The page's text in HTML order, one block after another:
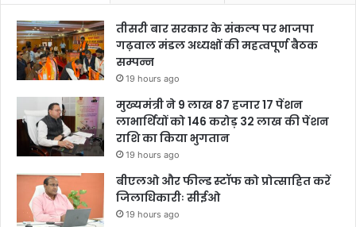
तीसरी बार सरकार के संकल्प पर भाजपा
गढ़वाल मंडल अध्यक्षों की महत्वपूर्ण बैठक
सम्पन्न
19 hours ago
मुख्यमंत्री ने 9 लाख 87 हजार 17 पेंशन
लाभार्थियों को 146 करोड़ 32 लाख की पेंशन
राशि का किया भुगतान
19 hours ago
बीएलओ और फील्ड स्टॉफ को प्रोत्साहित करें
जिलाधिकारीः सीईओ
19 hours ago